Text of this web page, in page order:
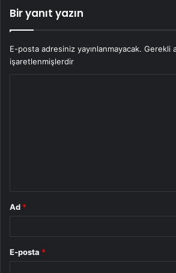
Bir yanıt yazın
E-posta adresiniz yayınlanmayacak. Gerekli
işaretlenmişlerdir
Ad *
E-posta *